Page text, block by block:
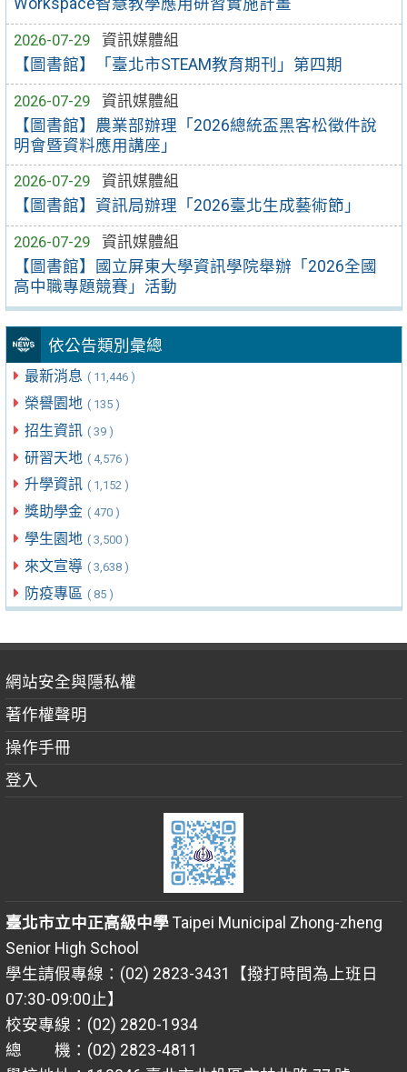
Workspace智慧教學應用研習實施計畫
2026-07-29
資訊媒體組
【圖書館】「臺北市STEAM教育期刊」第四期
2026-07-29
資訊媒體組
【圖書館】農業部辦理「2026總統盃黑客松徵件說
明會暨資料應用講座」
2026-07-29
資訊媒體組
【圖書館】資訊局辦理「2026臺北生成藝術節」
2026-07-29
資訊媒體組
【圖書館】國立屏東大學資訊學院舉辦「2026全國
高中職專題競賽」活動
依公告類別彙總
最新消息 ( 11,446 )
榮譽園地 ( 135 )
招生資訊 ( 39 )
研習天地 ( 4,576 )
升學資訊 ( 1,152 )
獎助學金 ( 470 )
學生園地 ( 3,500 )
來文宣導 ( 3,638 )
防疫專區 ( 85 )
網站安全與隱私權
著作權聲明
操作手冊
登入
臺北市立中正高級中學Taipei Municipal Zhong-zheng
Senior High School
學生請假專線：(02) 2823-3431【撥打時間為上班日
07:30-09:00止】
校安專線：(02) 2820-1934
總 機：(02) 2823-4811